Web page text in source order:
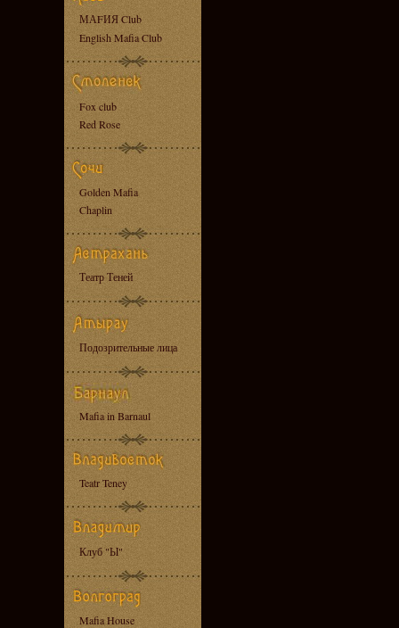
МАFИЯ Club
English Mafia Club
Fox club
Red Rose
Golden Mafia
Chaplin
Театр Теней
Подозрительные лица
Mafia in Barnaul
Teatr Teney
Клуб "Ы"
Mafia House